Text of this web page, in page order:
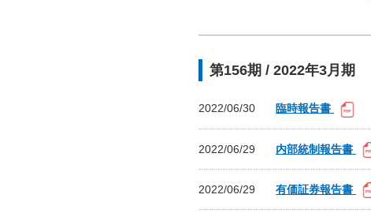
第156期 / 2022年3月期
2022/06/30 臨時報告書
2022/06/29 内部統制報告書
2022/06/29 有価証券報告書